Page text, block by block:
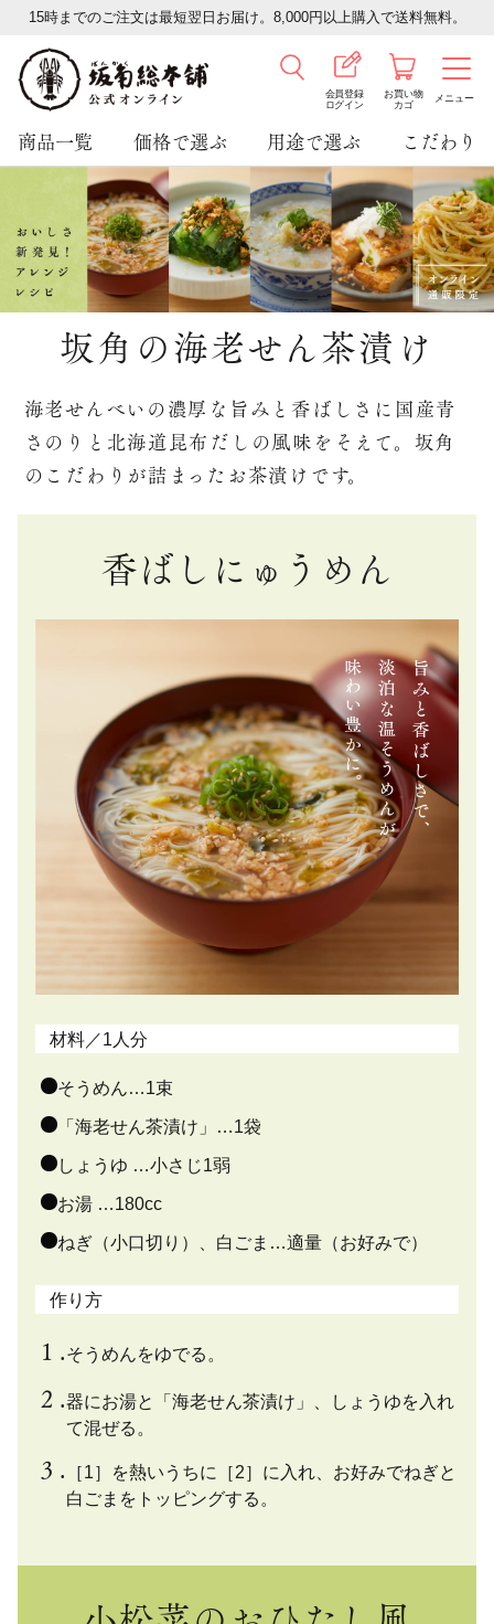
15時までのご注文は最短翌日お届け。8,000円以上購入で送料無料。
会員登録
ログイン
お買い物
カゴ
メニュー
商品一覧 価格で選ぶ 用途で選ぶ こだわり
坂角の海老せん茶漬け
海老せんべいの濃厚な旨みと香ばしさに 国産青
さのりと北海道昆布だしの風味をそえて。 坂角
のこだわりが詰まったお茶漬けです。
香ばしにゅうめん
材料／1人分
そうめん…1束
「海老せん茶漬け」…1袋
しょうゆ …小さじ1弱
お湯 …180cc
ねぎ（小口切り）、白ごま…適量（お好みで）
作り方
そうめんをゆでる。
器にお湯と「海老せん茶漬け」、しょうゆを入れ
て混ぜる。
［1］を熱いうちに［2］に入れ、お好みでねぎと
白ごまをトッピングする。